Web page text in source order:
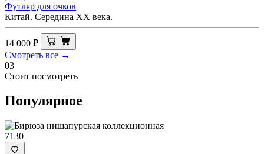
Футляр для очков
Китай. Середина ХХ века.
14 000 ₽
Смотреть все →
03
Стоит посмотреть
Популярное
7130